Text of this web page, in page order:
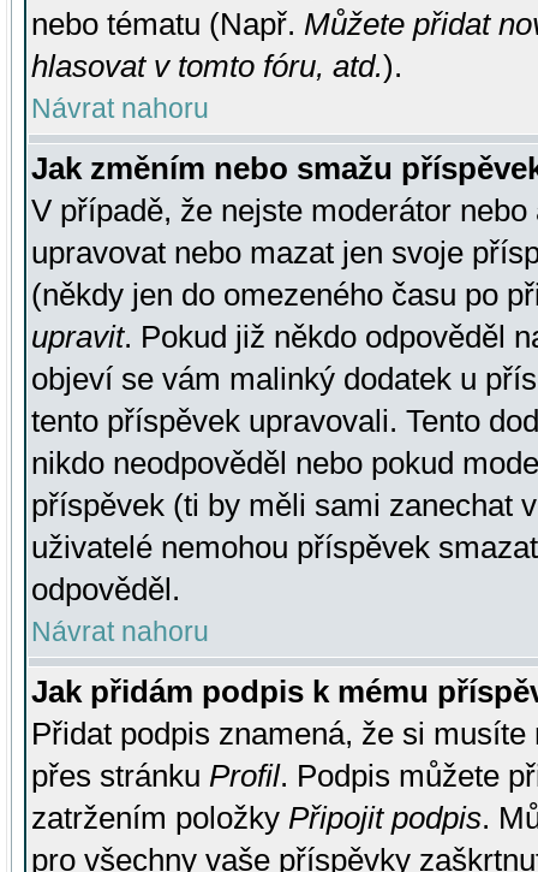
nebo tématu (Např. Můžete přidat
hlasovat v tomto fóru, atd.).
Návrat nahoru
Jak změním nebo smažu
V případě, že nejste moderátor
upravovat nebo mazat jen svoje
(někdy jen do omezeného času po
upravit. Pokud již někdo odpověděl
objeví se vám malinký dodatek u
tento příspěvek upravovali. Tento
nikdo neodpověděl nebo pokud
příspěvek (ti by měli sami zanechat
uživatelé nemohou příspěvek
odpověděl.
Návrat nahoru
Jak přidám podpis k mému
Přidat podpis znamená, že si
přes stránku Profil. Podpis můžete
zatržením položky Připojit podpis.
pro všechny vaše příspěvky